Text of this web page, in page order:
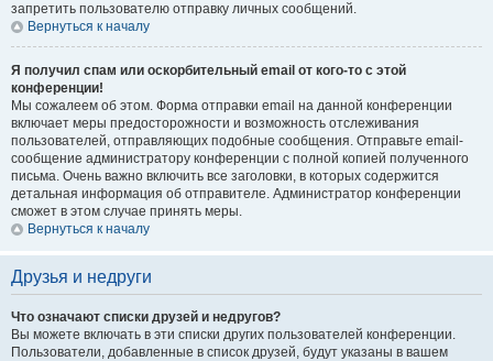
запретить пользователю отправку личных сообщений.
Вернуться к началу
Я получил спам или оскорбительный email от кого-то с этой
конференции!
Мы сожалеем об этом. Форма отправки email на данной конференции
включает меры предосторожности и возможность отслеживания
пользователей, отправляющих подобные сообщения. Отправьте email-
сообщение администратору конференции с полной копией полученного
письма. Очень важно включить все заголовки, в которых содержится
детальная информация об отправителе. Администратор конференции
сможет в этом случае принять меры.
Вернуться к началу
Друзья и недруги
Что означают списки друзей и недругов?
Вы можете включать в эти списки других пользователей конференции.
Пользователи, добавленные в список друзей, будут указаны в вашем